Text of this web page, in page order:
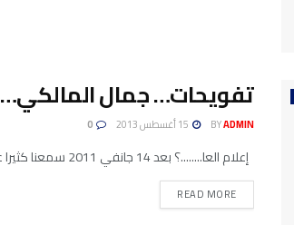
تفويحات… جمال المالكي…
BYADMIN
إعلام العا........؟ بعد 14 جانفي 2011 سمعنا كثيرا عبارة "إعلام العار"... و منذ بضعة اشهر أصبحنا نسمع مصطلحات جديدة...
READ MORE